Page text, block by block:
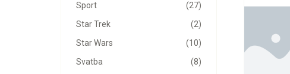
(27)
Sport
(2)
Star Trek
(10)
Star Wars
(8)
Svatba